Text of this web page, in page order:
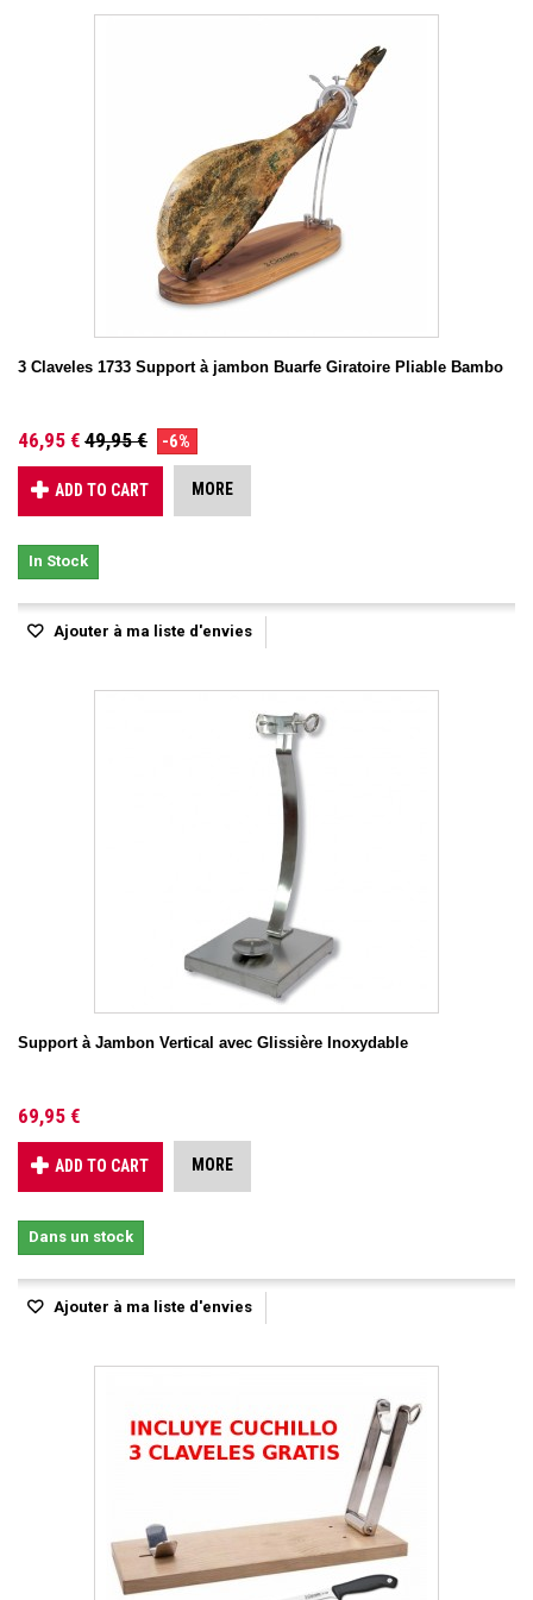
3 Claveles 1733 Support à jambon Buarfe Giratoire Pliable Bambo
46,95 € 49,95 € -6%
ADD TO CART MORE
In Stock
Ajouter à ma liste d'envies
Support à Jambon Vertical avec Glissière Inoxydable
69,95 €
ADD TO CART MORE
Dans un stock
Ajouter à ma liste d'envies